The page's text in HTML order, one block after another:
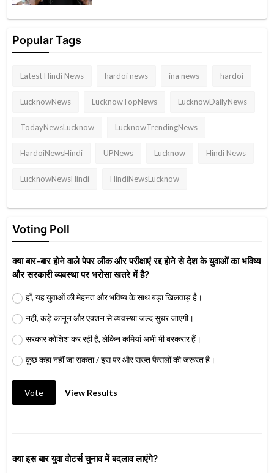
Popular Tags
Latest Hindi News hardoi news ina news hardoi
LucknowNews LucknowTopNews LucknowDailyNews
TodayNewsLucknow LucknowTrendingNews
HardoiNewsHindi UPNews Lucknow Hindi News
LucknowNewsHindi HindiNewsLucknow
Voting Poll
क्या बार-बार होने वाले पेपर लीक और परीक्षाएं रद्द होने से देश के युवाओं का भविष्य
और सरकारी व्यवस्था पर भरोसा खतरे में है?
हाँ, यह युवाओं की मेहनत और भविष्य के साथ बड़ा खिलवाड़ है।
नहीं, कड़े कानून और एक्शन से व्यवस्था जल्द सुधर जाएगी।
सरकार कोशिश कर रही है, लेकिन कमियां अभी भी बरकरार हैं।
कुछ कहा नहीं जा सकता / इस पर और सख्त फैसलों की जरूरत है।
Vote View Results
क्या इस बार युवा वोटर्स चुनाव में बदलाव लाएंगे?